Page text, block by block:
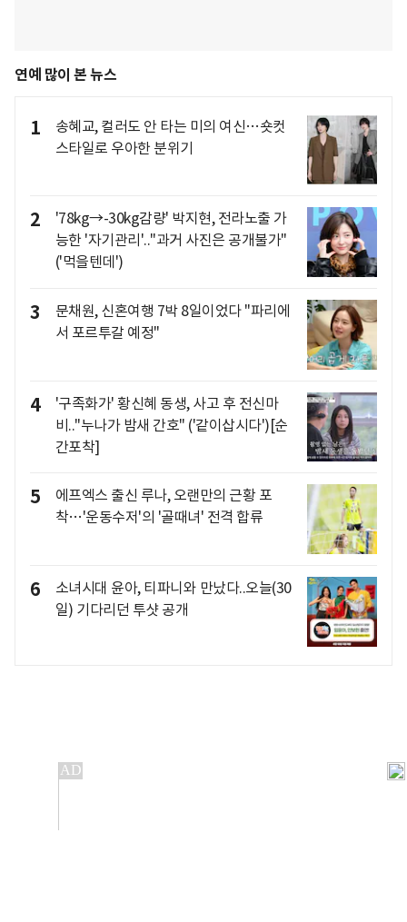
연예 많이 본 뉴스
1
송혜교, 컬러도 안 타는 미의 여신…숏컷
스타일로 우아한 분위기
2
'78kg→-30kg감량' 박지현, 전라노출 가
능한 '자기관리'.."과거 사진은 공개불가"
('먹을텐데')
3
문채원, 신혼여행 7박 8일이었다 "파리에
서 포르투갈 예정"
4
'구족화가' 황신혜 동생, 사고 후 전신마
비.."누나가 밤새 간호" ('같이삽시다')[순
간포착]
5
에프엑스 출신 루나, 오랜만의 근황 포
착…'운동수저'의 '골때녀' 전격 합류
6
소녀시대 윤아, 티파니와 만났다..오늘(30
일) 기다리던 투샷 공개